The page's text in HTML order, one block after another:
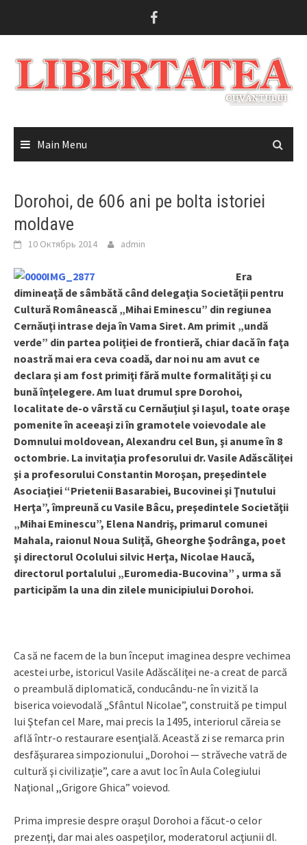
Main Menu
Dorohoi, de 606 ani pe bolta istoriei
moldave
10 Октябрь 2014 admin
Era
dimineaţă de sâmbătă când delegaţia Societăţii pentru
Cultură Românească „Mihai Eminescu” din regiunea
Cernăuţi intrase deja în Vama Siret. Am primit „undă
verde” din partea poliţiei de frontieră, chiar dacă în faţa
noastră mai era ceva coadă, dar noi nu am avut ce
declara şi am fost primiţi fără multe formalităţi şi cu
bună înţelegere. Am luat drumul spre Dorohoi,
localitate de-o vârstă cu Cernăuţiul şi Iaşul, toate oraşe
pomenite în aceeaşi zi în gramotele voievodale ale
Domnului moldovean, Alexandru cel Bun, şi anume în 8
octombrie. La invitaţia profesorului dr. Vasile Adăscăliţei
şi a profesorului Constantin Moroşan, preşedintele
Asociaţiei “Prietenii Basarabiei, Bucovinei şi Ţnutului
Herţa”, împreună cu Vasile Bâcu, preşedintele Societăţii
„Mihai Eminescu”, Elena Nandriş, primarul comunei
Mahala, raionul Noua Suliţă, Gheorghe Şodrânga, poet
şi directorul Ocolului silvic Herţa, Nicolae Haucă,
directorul portalului „Euromedia-Bucovina” , urma să
participăm la una din zilele municipiului Dorohoi.
Ca să ne facem de la bun început imaginea despre vechimea
acestei urbe, istoricul Vasile Adăscăliţei ne-a creat de parcă
o preambulă diplomatică, conducându-ne în vizită la
biserica voievodală „Sfântul Nicolae”, construită pe timpul
lui Ştefan cel Mare, mai precis la 1495, interiorul căreia se
află într-o restaurare esenţială. Această zi se remarca prin
desfăşurarea simpozionului „Dorohoi — străveche vatră de
cultură şi civilizaţie”, care a avut loc în Aula Colegiului
Naţional ,,Grigore Ghica” voievod.
Prima impresie despre oraşul Dorohoi a făcut-o celor
prezenţi, dar mai ales oaspeţilor, moderatorul acţiunii dl.